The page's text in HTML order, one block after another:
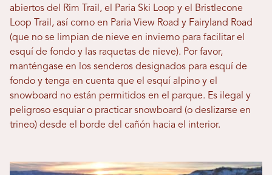
abiertos del Rim Trail, el Paria Ski Loop y el Bristlecone
Loop Trail, así como en Paria View Road y Fairyland Road
(que no se limpian de nieve en invierno para facilitar el
esquí de fondo y las raquetas de nieve). Por favor,
manténgase en los senderos designados para esquí de
fondo y tenga en cuenta que el esquí alpino y el
snowboard no están permitidos en el parque. Es ilegal y
peligroso esquiar o practicar snowboard (o deslizarse en
trineo) desde el borde del cañón hacia el interior.